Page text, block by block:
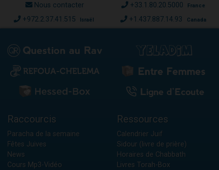
Nous contacter +33.1.80.20.5000 France
+972.2.37.41.515 Israël +1.437.887.14.93 Canada
Raccourcis
Paracha de la semaine
Fêtes Juives
News
Cours Mp3-Vidéo
Ressources
Calendrier Juif
Sidour (livre de prière)
Horaires de Chabbath
Livres Torah-Box